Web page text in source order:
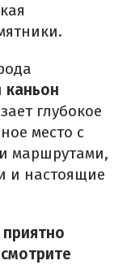
каньон
глубокое
место с
маршрутами,
и настоящие